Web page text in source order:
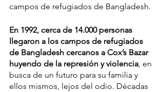
campos de refugiados de Bangladesh.
En 1992, cerca de 14.000 personas
llegaron a los campos de refugiados
de Bangladesh cercanos a Cox’s Bazar
huyendo de la represión y violencia, en
busca de un futuro para su familia y
ellos mismos, lejos del odio. Décadas